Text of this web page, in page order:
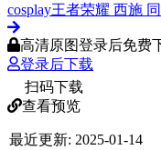
cosplay王者荣耀 西施
高清原图登录后免费
登录后下载
扫码下载
查看预览
最近更新: 2025-01-14